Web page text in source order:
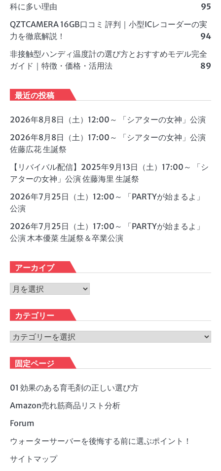
科に多い理由
95
QZTCAMERA 16GB口コミ 評判｜小型ICレコーダーの実
力を徹底解説！
94
非接触型ハンディ温度計の選び方とおすすめモデル完全
ガイド｜特徴・価格・活用法
89
最近の投稿
2026年8月8日（土）12:00～ 「シアターの女神」公演
2026年8月8日（土）17:00～ 「シアターの女神」公演
佐藤広花 生誕祭
【リバイバル配信】2025年9月13日（土）17:00～ 「シ
アターの女神」公演 佐藤海里 生誕祭
2026年7月25日（土）12:00～ 「PARTYが始まるよ」
公演
2026年7月25日（土）17:00～ 「PARTYが始まるよ」
公演 木本優菜 生誕祭＆卒業公演
アーカイブ
ア
カ
イ
ブ
カテゴリー
カ
ゴ
リ
ー
固定ページ
01 効果のある育毛剤の正しい選び方
Amazon売れ筋商品リスト分析
Forum
ウォーターサーバーを後悔する前に選ぶポイント！
サイトマップ